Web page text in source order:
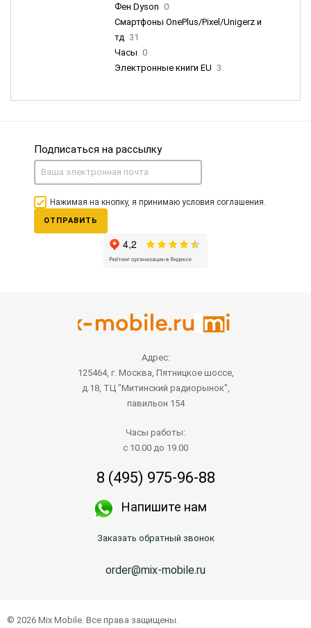
Фен Dyson 0
Смартфоны OnePlus/Pixel/Unigerz и
тд 31
Часы 0
Электронные книги EU 3
Подписаться на рассылку
Нажимая на кнопку, я принимаю условия соглашения.
ОТПРАВИТЬ
Адрес:
125464, г. Москва, Пятницкое шоссе,
д.18, ТЦ "Митинский радиорынок",
павильон 154
Часы работы:
с 10.00 до 19.00
8 (495) 975-96-88
Напишите нам
Заказать обратный звонок
order@mix-mobile.ru
© 2026 Mix Mobile. Все права защищены.